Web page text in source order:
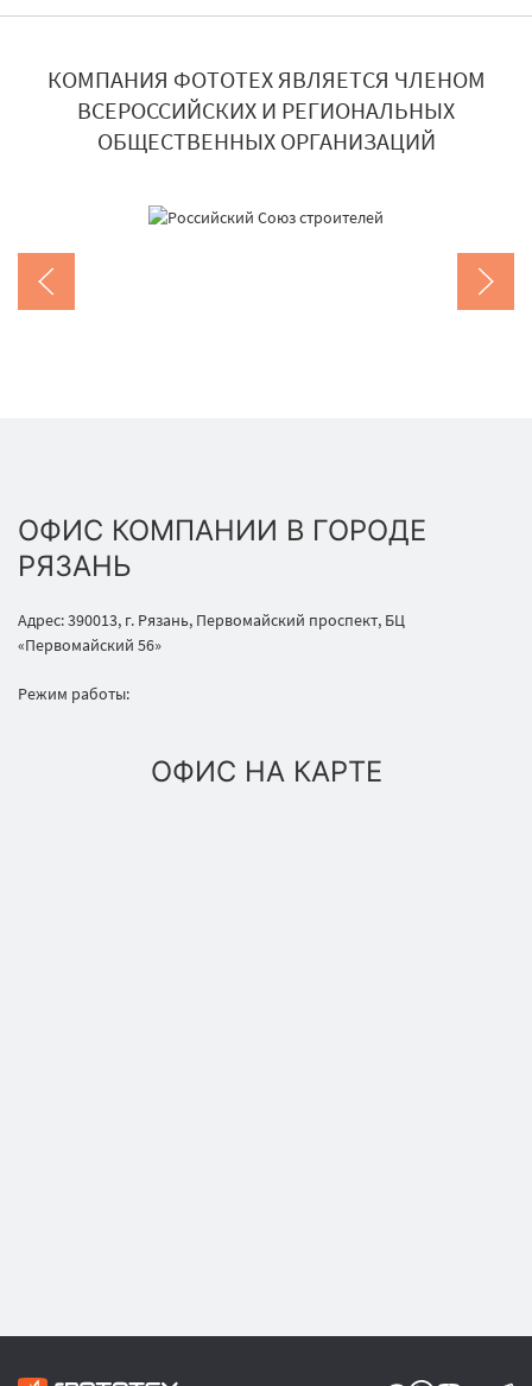
КОМПАНИЯ ФОТОТЕХ ЯВЛЯЕТСЯ ЧЛЕНОМ
ВСЕРОССИЙСКИХ И РЕГИОНАЛЬНЫХ
ОБЩЕСТВЕННЫХ ОРГАНИЗАЦИЙ
ОФИС КОМПАНИИ В ГОРОДЕ
РЯЗАНЬ
Адрес: 390013, г. Рязань, Первомайский проспект, БЦ
«Первомайский 56»
Режим работы:
ОФИС НА КАРТЕ